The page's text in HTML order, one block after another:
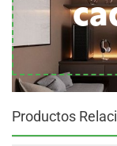
Productos